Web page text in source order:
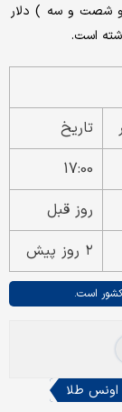
هزار و یکصد و شصت و سه ) دلار
تاریخ
17:00
روز قبل
۲ روز پیش
کشور است.
طلا